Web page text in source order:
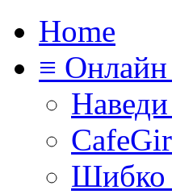
Home
≡
Шибко